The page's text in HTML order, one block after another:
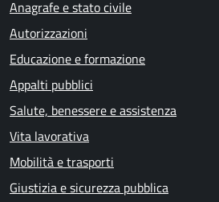
Anagrafe e stato civile
Autorizzazioni
Educazione e formazione
Appalti pubblici
Salute, benessere e assistenza
Vita lavorativa
Mobilità e trasporti
Giustizia e sicurezza pubblica